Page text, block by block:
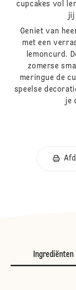
cupcakes vol
jij
Geniet van
met een
lemoncurd.
zomerse
meringue de
speelse
je
Ingrediënten